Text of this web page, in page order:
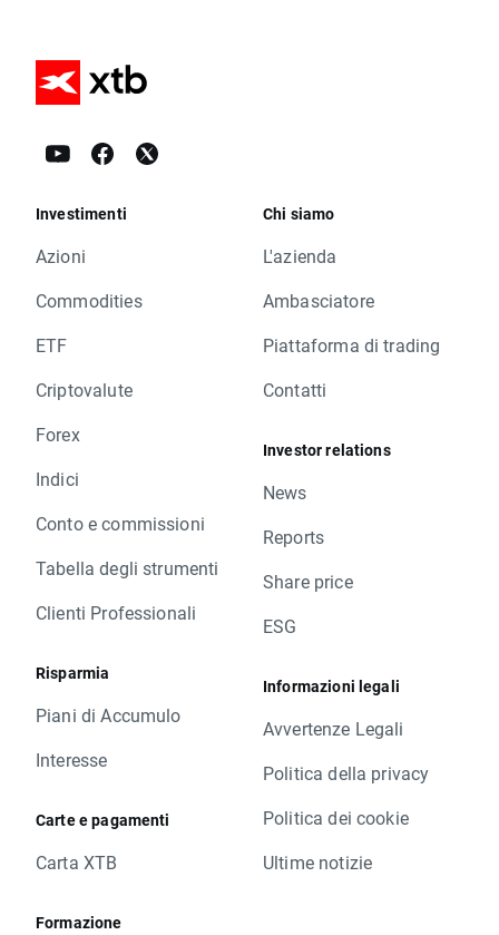
Investimenti
Azioni
Commodities
ETF
Criptovalute
Forex
Indici
Conto e commissioni
Tabella degli strumenti
Clienti Professionali
Risparmia
Piani di Accumulo
Interesse
Carte e pagamenti
Carta XTB
Formazione
Chi siamo
L'azienda
Ambasciatore
Piattaforma di trading
Contatti
Investor relations
News
Reports
Share price
ESG
Informazioni legali
Avvertenze Legali
Politica della privacy
Politica dei cookie
Ultime notizie